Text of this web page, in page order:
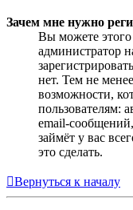
Зачем мне нужно
Вы можете этого
администратор
нет. Тем не
возможности,
пользователям:
email-
займёт у вас
это сделать.
Вернуться к началу